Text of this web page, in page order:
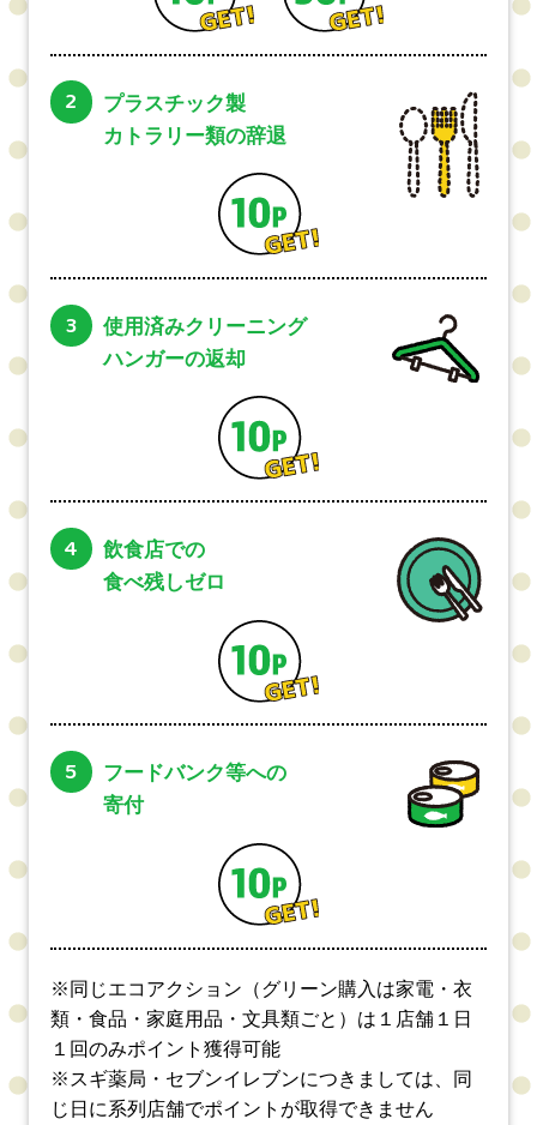
2
プラスチック製
カトラリー類の辞退
3
使用済みクリーニング
ハンガーの返却
4
飲食店での
食べ残しゼロ
5
フードバンク等への
寄付
※同じエコアクション（グリーン購入は家電・衣
類・食品・家庭用品・文具類ごと）は１店舗１日
１回のみポイント獲得可能
※スギ薬局・セブンイレブンにつきましては、同
じ日に系列店舗でポイントが取得できません